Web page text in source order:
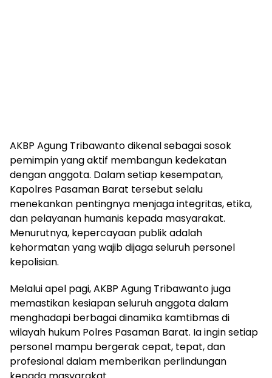
AKBP Agung Tribawanto dikenal sebagai sosok
pemimpin yang aktif membangun kedekatan
dengan anggota. Dalam setiap kesempatan,
Kapolres Pasaman Barat tersebut selalu
menekankan pentingnya menjaga integritas, etika,
dan pelayanan humanis kepada masyarakat.
Menurutnya, kepercayaan publik adalah
kehormatan yang wajib dijaga seluruh personel
kepolisian.
Melalui apel pagi, AKBP Agung Tribawanto juga
memastikan kesiapan seluruh anggota dalam
menghadapi berbagai dinamika kamtibmas di
wilayah hukum Polres Pasaman Barat. Ia ingin setiap
personel mampu bergerak cepat, tepat, dan
profesional dalam memberikan perlindungan